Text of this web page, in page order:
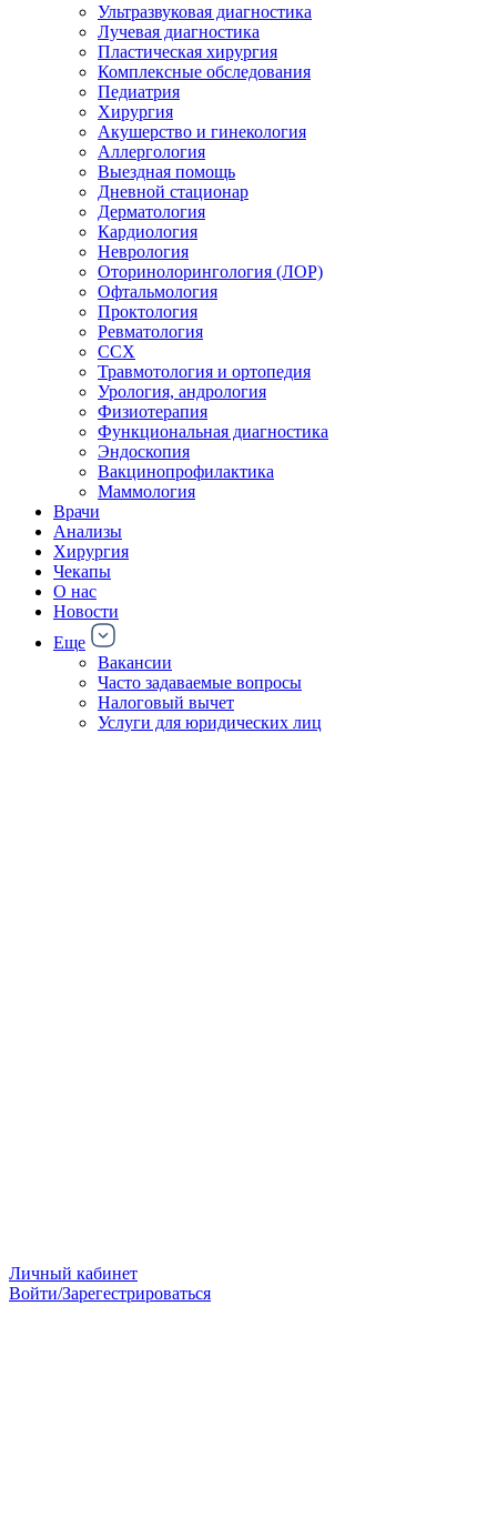
Ультразвуковая диагностика
Лучевая диагностика
Пластическая хирургия
Комплексные обследования
Педиатрия
Хирургия
Акушерство и гинекология
Аллергология
Выездная помощь
Дневной стационар
Дерматология
Кардиология
Неврология
Оторинолорингология (ЛОР)
Офтальмология
Проктология
Ревматология
ССХ
Травмотология и ортопедия
Урология, андрология
Физиотерапия
Функциональная диагностика
Эндоскопия
Вакцинопрофилактика
Маммология
Врачи
Анализы
Хирургия
Чекапы
О нас
Новости
Еще
Вакансии
Часто задаваемые вопросы
Налоговый вычет
Услуги для юридических лиц
Личный кабинет
Войти/Зарегестрироваться